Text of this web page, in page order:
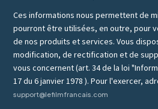
Ces informations nous permettent de
pourront être utilisées, en outre, pour
de nos produits et services. Vous
modification, de rectification et de
vous concernent (art. 34 de la loi
17 du 6 janvier 1978 ). Pour l'exercer,
support@lefilmfrancais.com